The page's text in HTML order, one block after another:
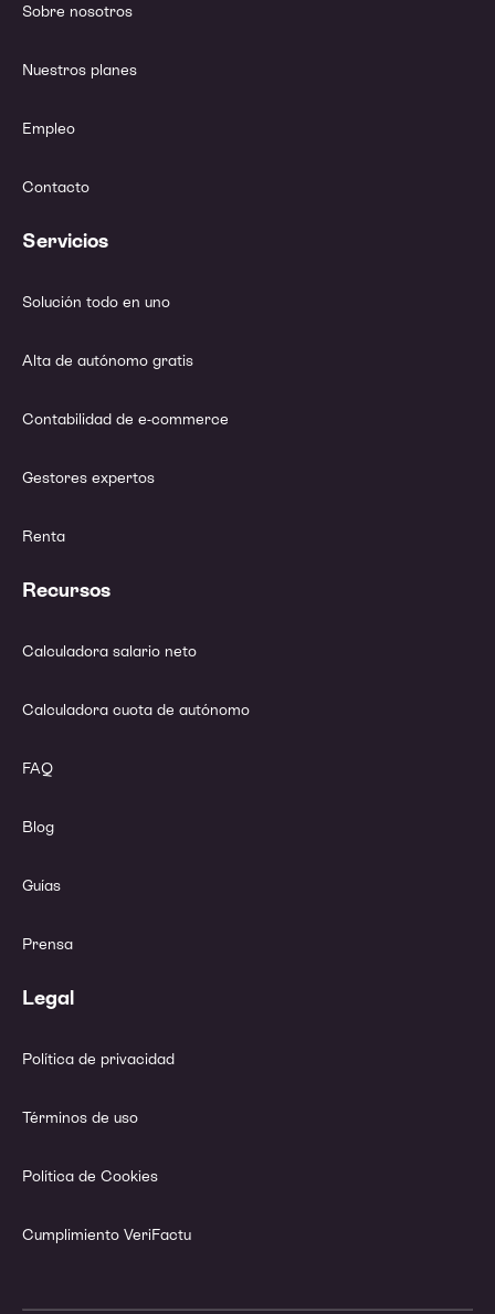
Sobre nosotros
Nuestros planes
Empleo
Contacto
Servicios
Solución todo en uno
Alta de autónomo gratis
Contabilidad de e-commerce
Gestores expertos
Renta
Recursos
Calculadora salario neto
Calculadora cuota de autónomo
FAQ
Blog
Guías
Prensa
Legal
Política de privacidad
Términos de uso
Política de Cookies
Cumplimiento VeriFactu